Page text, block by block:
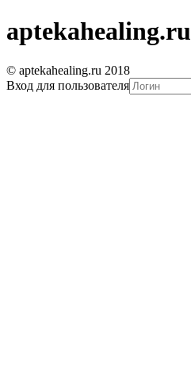
aptekahealing.ru
© aptekahealing.ru 2018
Вход для пользователя